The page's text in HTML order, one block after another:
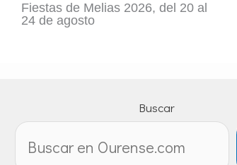
Fiestas de Melias 2026, del 20 al
24 de agosto
Buscar